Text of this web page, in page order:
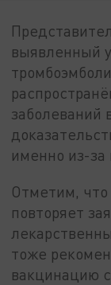
выявленный
заболеваний
именно из-за
Отметим,
повторяет
тоже
вакцинацию